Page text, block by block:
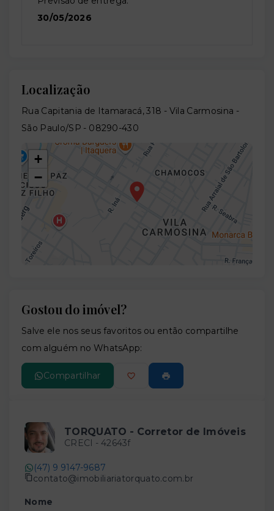
30/05/2026
Localização
Rua Capitania de Itamaracá, 318 - Vila Carmosina -
São Paulo/SP - 08290-430
+
−
Gostou do imóvel?
Salve ele nos seus favoritos ou então compartilhe
com alguém no WhatsApp:
Compartilhar
TORQUATO - Corretor de Imóveis
CRECI - 42643f
(47) 9 9147-9687
contato@imobiliariatorquato.com.br
Nome